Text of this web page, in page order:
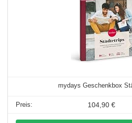
mydays Geschenkbox
104,90 €